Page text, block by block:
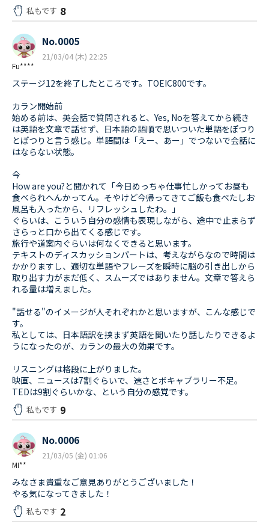
私もです 8
Fu****
No.0005
21/03/04 (木) 22:25
ステージ12を終了したところです。TOEIC800です。
カラン開始前
始める前は、英会話で質問されると、Yes, Noを答えてから続き
は英語を文章で話せず、日本語の語順で思いついた単語をぽつり
とぽつりと言う感じ。単語間は「えー、あー」でつないで会話に
はならない状態。
今
How are you?と聞かれて「今日めっちゃ仕事忙しかってお昼も
食べられへんかってん。そやけど今帰ってきてご飯も食べたしお
風呂も入ったから、リフレッシュしたわ。」
ぐらいは、こういう自分の感情も表現しながら、途中で止まらず
さらっと口から出てくる感じです。
旅行や道案内ぐらいは何なくできると思います。
テキストのディスカッションパートは、考えながらなので時間は
かかりますし、適切な単語やフレーズを瞬時に脳の引き出しから
取り出す力がまだ低く、スムーズではありません。文章で答えら
れる量は増えました。
"話せる"のイメージが人それぞれかと思いますが、こんな感じで
す。
私としては、日本語訳を挟まず英語を聞いたり話したりできるよ
うになったのが、カランの最大の効果です。
リスニングは格段に上がりました。
映画、ニュースは7割ぐらいで、速さとボキャブラリー不足。
TEDは9割ぐらいかな、という自分の感覚です。
私もです 9
MI**
No.0006
21/03/05 (金) 01:06
みなさま貴重なご意見ありがとうございました！
やる気になってきました！
私もです 2